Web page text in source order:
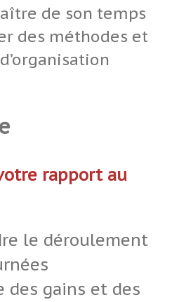
de son temps
des méthodes et
rapport au
le déroulement
des gains et des